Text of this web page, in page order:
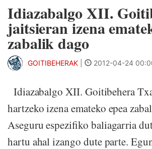
Idiazabalgo XII.
jaitsieran izena
zabalik dago
GOITIBEHERAK 2012-04-24
Idiazabalgo XII. Goitibehera
hartzeko izena emateko epea
Aseguru espezifiko baliagarria
hartu ahal izango dute parte.